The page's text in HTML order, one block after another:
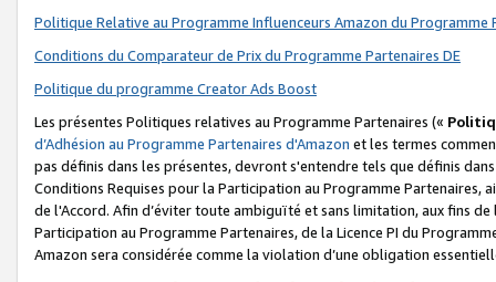
Politique Relative au Programme Influenceurs Amazon du Programme
Conditions du Comparateur de Prix du Programme Partenaires DE
Politique du programme Creator Ads Boost
Les présentes Politiques relatives au Programme Partenaires («
d’Adhésion au Programme Partenaires d'Amazon et les termes
pas définis dans les présentes, devront s'entendre tels que définis
Conditions Requises pour la Participation au Programme Partenaires,
de l'Accord. Afin d’éviter toute ambiguïté et sans limitation, aux fins
Participation au Programme Partenaires, de la Licence PI du
Amazon sera considérée comme la violation d’une obligation